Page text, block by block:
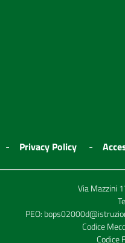
Privacy Policy
Via Mazzini
PEO:
Codice
Codice